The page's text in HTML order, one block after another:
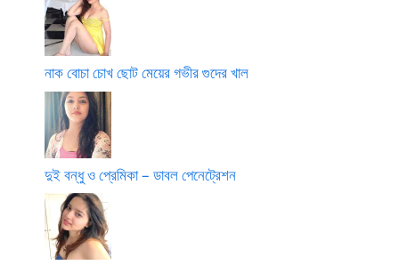
নাক বোচা চোখ ছোট মেয়ের গভীর গুদের খাল
দুই বন্ধু ও প্রেমিকা – ডাবল পেনেট্রেশন